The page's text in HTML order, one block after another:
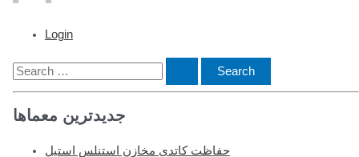
Login
S
e
جدیدترین معماها
حفاظت کاتدی مخازن استنلس استیل